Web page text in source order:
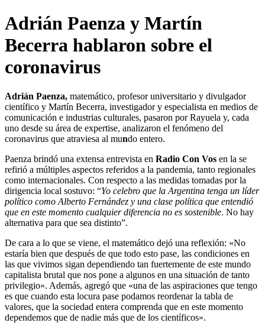
Adrián Paenza y Martín
Becerra hablaron sobre el
coronavirus
Adrián Paenza, matemático, profesor universitario y divulgador
científico y Martín Becerra, investigador y especialista en medios de
comunicación e industrias culturales, pasaron por Rayuela y, cada
uno desde su área de expertise, analizaron el fenómeno del
coronavirus que atraviesa al mundo entero.
Paenza brindó una extensa entrevista en Radio Con Vos en la se
refirió a múltiples aspectos referidos a la pandemia, tanto regionales
como internacionales. Con respecto a las medidas tomadas por la
dirigencia local sostuvo: “Yo celebro que la Argentina tenga un líder
político como Alberto Fernández y una clase política que entendió
que en este momento cualquier diferencia no es sostenible. No hay
alternativa para que sea distinto”.
De cara a lo que se viene, el matemático dejó una reflexión: «No
estaría bien que después de que todo esto pase, las condiciones en
las que vivimos sigan dependiendo tan fuertemente de este mundo
capitalista brutal que nos pone a algunos en una situación de tanto
privilegio». Además, agregó que «una de las aspiraciones que tengo
es que cuando esta locura pase podamos reordenar la tabla de
valores, que la sociedad entera comprenda que en este momento
dependemos que de nadie más que de los científicos».